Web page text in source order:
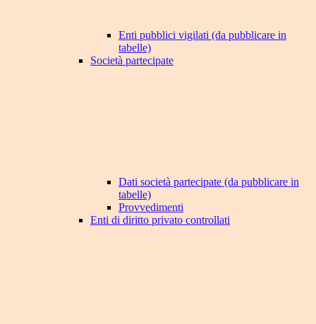
Enti pubblici vigilati (da pubblicare in
tabelle)
Società partecipate
Dati società partecipate (da pubblicare in
tabelle)
Provvedimenti
Enti di diritto privato controllati